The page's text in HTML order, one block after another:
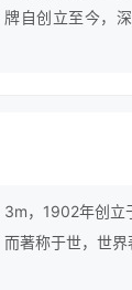
牌自创立至今，
3m，1902年创立
而著称于世，世